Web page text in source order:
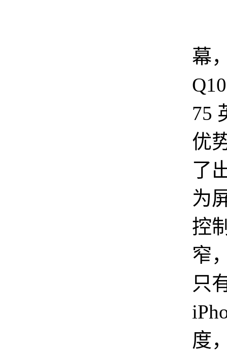
幕
75
优
了
为
控
窄
只
度